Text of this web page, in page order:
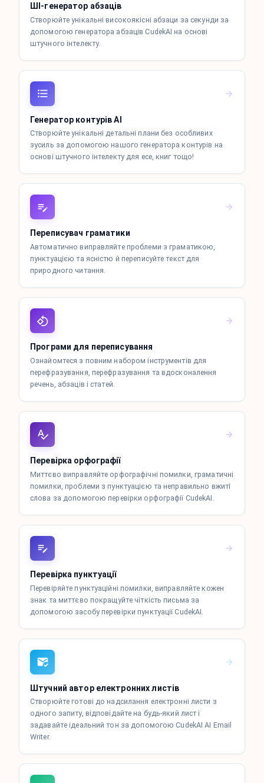
ШІ-генератор абзаців
Створюйте унікальні високоякісні абзаци за секунди за
допомогою генератора абзаців CudekAI на основі
штучного інтелекту.
Генератор контурів AI
Створюйте унікальні детальні плани без особливих
зусиль за допомогою нашого генератора контурів на
основі штучного інтелекту для есе, книг тощо!
Переписувач граматики
Автоматично виправляйте проблеми з граматикою,
пунктуацією та ясністю й переписуйте текст для
природного читання.
Програми для переписування
Ознайомтеся з повним набором інструментів для
перефразування, перефразування та вдосконалення
речень, абзаців і статей.
Перевірка орфографії
Миттєво виправляйте орфографічні помилки, граматичні
помилки, проблеми з пунктуацією та неправильно вжиті
слова за допомогою перевірки орфографії CudekAI.
Перевірка пунктуації
Перевіряйте пунктуаційні помилки, виправляйте кожен
знак та миттєво покращуйте чіткість письма за
допомогою засобу перевірки пунктуації CudekAI.
Штучний автор електронних листів
Створюйте готові до надсилання електронні листи з
одного запиту, відповідайте на будь-який лист і
задавайте ідеальний тон за допомогою CudekAI AI Email
Writer.